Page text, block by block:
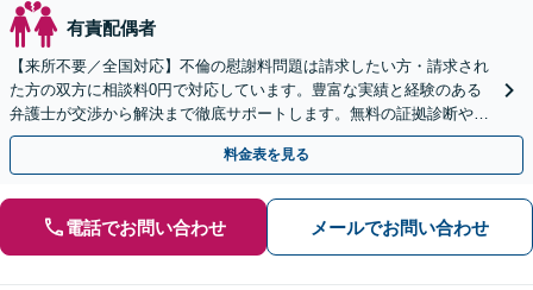
有責配偶者
【来所不要／全国対応】不倫の慰謝料問題は請求したい方・請求され
た方の双方に相談料0円で対応しています。豊富な実績と経験のある
弁護士が交渉から解決まで徹底サポートします。無料の証拠診断や着
手金の返還保証もありますので安心してご相談ください。
料金表を見る
電話でお問い合わせ メールでお問い合わせ